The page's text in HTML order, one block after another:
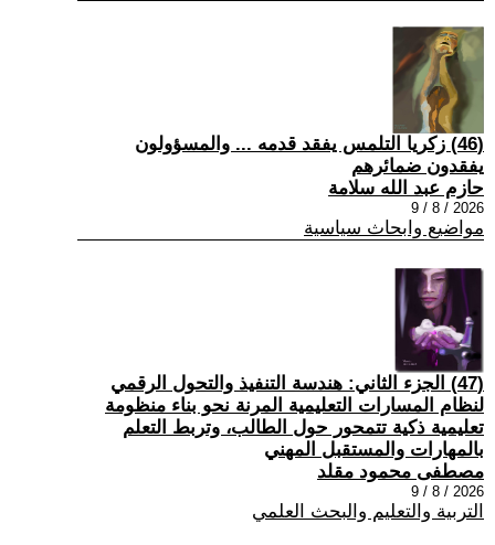
(46) زكريا التلمس يفقد قدمه ... والمسؤولون
يفقدون ضمائرهم
حازم عبد الله سلامة
2026 / 8 / 9
مواضيع وابحاث سياسية
(47) الجزء الثاني: هندسة التنفيذ والتحول الرقمي
لنظام المسارات التعليمية المرنة نحو بناء منظومة
تعليمية ذكية تتمحور حول الطالب، وتربط التعلم
بالمهارات والمستقبل المهني
مصطفى محمود مقلد
2026 / 8 / 9
التربية والتعليم والبحث العلمي